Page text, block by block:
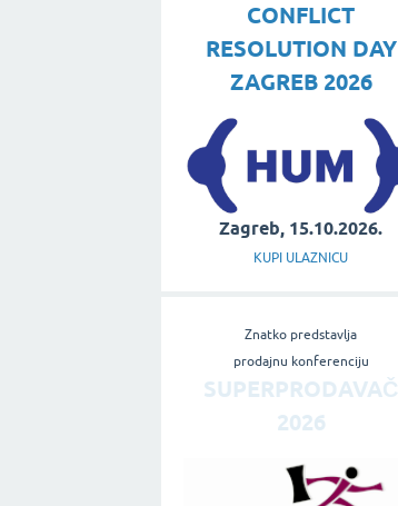
CONFLICT
RESOLUTION DAY
ZAGREB 2026
Zagreb, 15.10.2026.
KUPI ULAZNICU
Znatko predstavlja
prodajnu konferenciju
SUPERPRODAVAČ
2026